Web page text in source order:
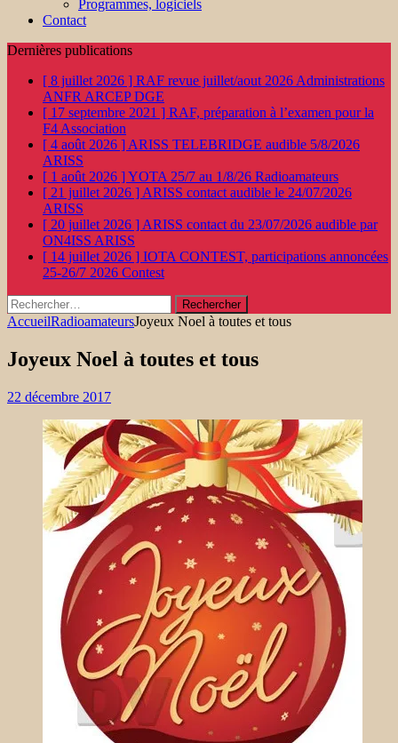
Programmes, logiciels
Contact
Dernières publications
[ 8 juillet 2026 ] RAF revue juillet/aout 2026 Administrations
ANFR ARCEP DGE
[ 17 septembre 2021 ] RAF, préparation à l’examen pour la
F4 Association
[ 4 août 2026 ] ARISS TELEBRIDGE audible 5/8/2026
ARISS
[ 1 août 2026 ]YOTA 25/7 au 1/8/26 Radioamateurs
[ 21 juillet 2026 ] ARISS contact audible le 24/07/2026
ARISS
[ 20 juillet 2026 ] ARISS contact du 23/07/2026 audible par
ON4ISS ARISS
[ 14 juillet 2026 ] IOTA CONTEST, participations annoncées
25-26/7 2026 Contest
Rechercher :
AccueilRadioamateursJoyeux Noel à toutes et tous
Joyeux Noel à toutes et tous
22 décembre 2017